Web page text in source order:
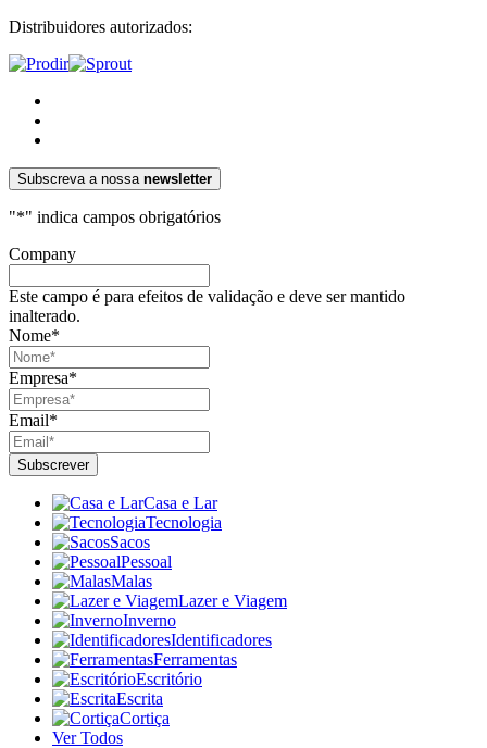
Distribuidores autorizados:
Subscreva a nossa newsletter
"*" indica campos obrigatórios
Company
Este campo é para efeitos de validação e deve ser mantido
inalterado.
Nome*
Empresa*
Email*
Casa e Lar
Tecnologia
Sacos
Pessoal
Malas
Lazer e Viagem
Inverno
Identificadores
Ferramentas
Escritório
Escrita
Cortiça
Ver Todos